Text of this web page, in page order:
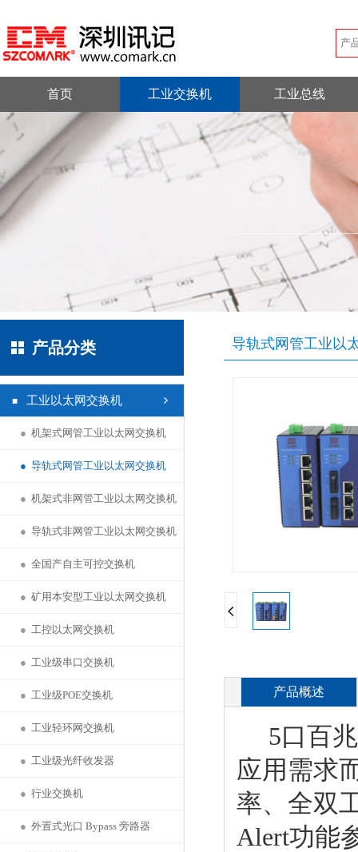
首页 工业交换机 工业总线
产品分类
工业以太网交换机
● 机架式网管工业以太网交换机
● 导轨式网管工业以太网交换机
● 机架式非网管工业以太网交换机
● 导轨式非网管工业以太网交换机
● 全国产自主可控交换机
● 矿用本安型工业以太网交换机
● 工控以太网交换机
● 工业级串口交换机
● 工业级POE交换机
● 工业轻环网交换机
● 工业级光纤收发器
● 行业交换机
● 外置式光口 Bypass 旁路器
导轨式网管工业以
产品概述
5口百兆
应用需求
率、全双
Alert功能